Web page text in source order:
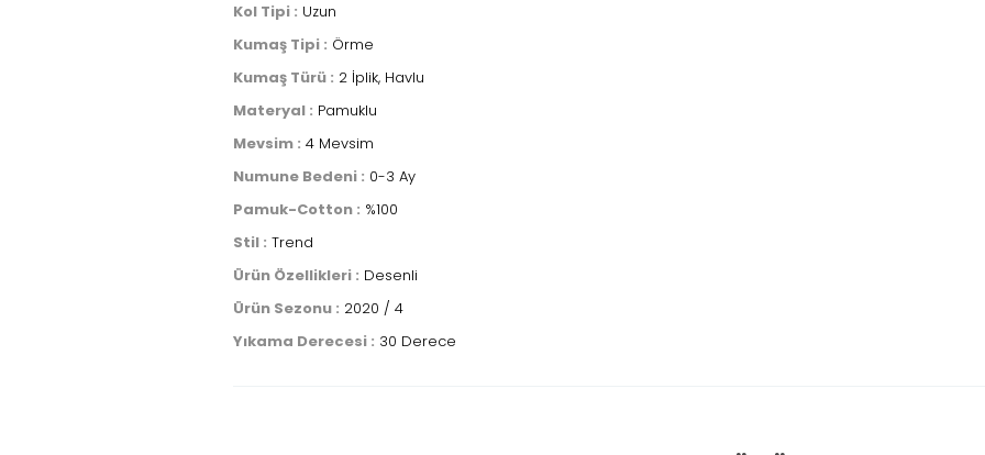
Kol Tipi : Uzun
Kumaş Tipi : Örme
Kumaş Türü : 2 İplik, Havlu
Materyal : Pamuklu
Mevsim : 4 Mevsim
Numune Bedeni : 0-3 Ay
Pamuk-Cotton : %100
Stil : Trend
Ürün Özellikleri : Desenli
Ürün Sezonu : 2020 / 4
Yıkama Derecesi : 30 Derece